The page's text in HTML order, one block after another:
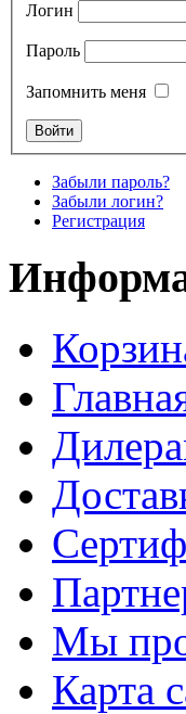
Логин
Пароль
Запомнить меня
Забыли пароль?
Забыли логин?
Регистрация
Мы
Карта